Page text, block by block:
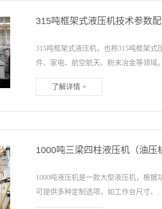
315吨框架式液压机技术参数
315吨框架式液压机，也称315吨框架
件、家电、航空航天、粉末冶金等领域
了解详情 +
1000吨三梁四柱液压机（油压
1000吨液压机是一款大型液压机，根
可提供多种定制选项，如工作台尺寸、